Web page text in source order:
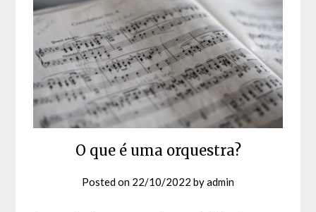
O que é uma orquestra?
Posted on 22/10/2022 byadmin